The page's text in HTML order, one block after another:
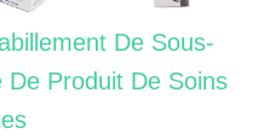
De Sous-
Produit De Soins